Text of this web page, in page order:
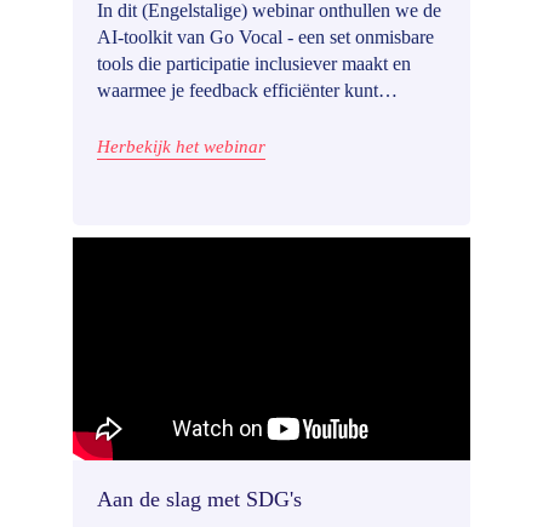
In dit (Engelstalige) webinar onthullen we de
AI-toolkit van Go Vocal - een set onmisbare
tools die participatie inclusiever maakt en
waarmee je feedback efficiënter kunt
met onze Sensemaking-module efficiëntere
Herbekijk het webinar
Aan de slag met SDG's